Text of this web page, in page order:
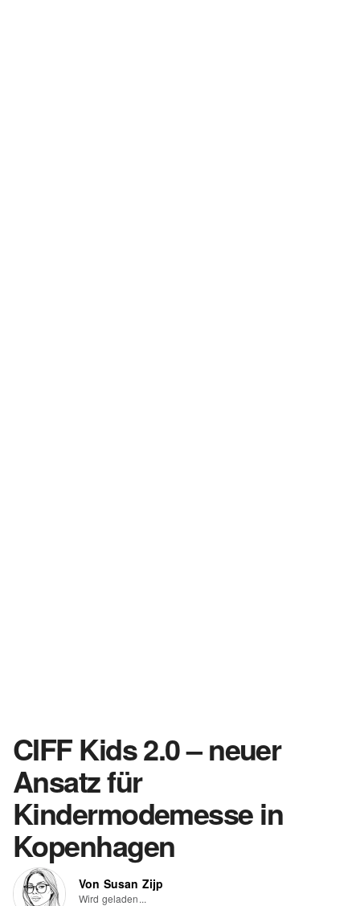
CIFF Kids 2.0 – neuer
Ansatz für
Kindermodemesse in
Kopenhagen
Von Susan Zijp
Wird geladen...